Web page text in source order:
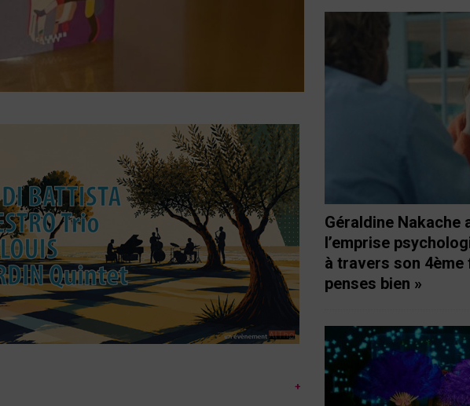
+
Géraldine Nakache
l’emprise
à travers son 4ème
penses bien »